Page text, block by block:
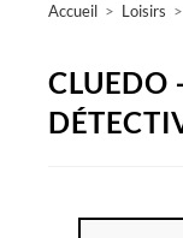
Accueil > Loisirs >
CLUEDO